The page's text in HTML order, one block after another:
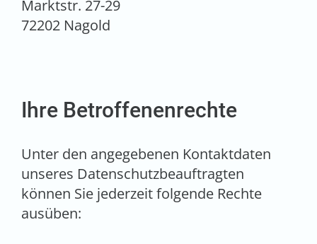
Marktstr. 27-29
72202 Nagold
Ihre Betroffenenrechte
Unter den angegebenen Kontaktdaten
unseres Datenschutzbeauftragten
können Sie jederzeit folgende Rechte
ausüben: